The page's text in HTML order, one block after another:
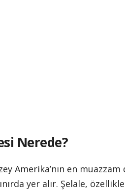
Nerede?
Amerika’nın en
yer alır. Şelale,